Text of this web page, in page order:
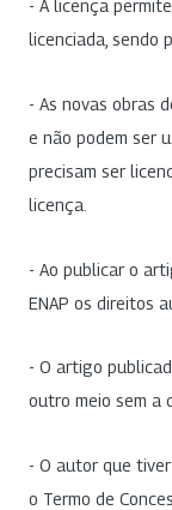
- A licença
licenciada, sendo
- As novas obras
e não podem ser
precisam ser
licença.
- Ao publicar o
ENAP os direitos
- O artigo
outro meio sem a
- O autor que
o Termo de